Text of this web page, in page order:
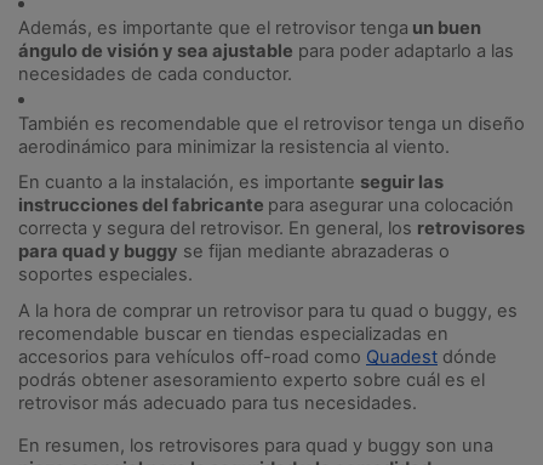
Además, es importante que el retrovisor tenga un buen
ángulo de visión y sea ajustable para poder adaptarlo a las
necesidades de cada conductor.
También es recomendable que el retrovisor tenga un diseño
aerodinámico para minimizar la resistencia al viento.
En cuanto a la instalación, es importante seguir las
instrucciones del fabricante para asegurar una colocación
correcta y segura del retrovisor. En general, los retrovisores
para quad y buggy se fijan mediante abrazaderas o
soportes especiales.
A la hora de comprar un retrovisor para tu quad o buggy, es
recomendable buscar en tiendas especializadas en
accesorios para vehículos off-road como Quadest dónde
podrás obtener asesoramiento experto sobre cuál es el
retrovisor más adecuado para tus necesidades.
En resumen, los retrovisores para quad y buggy son una